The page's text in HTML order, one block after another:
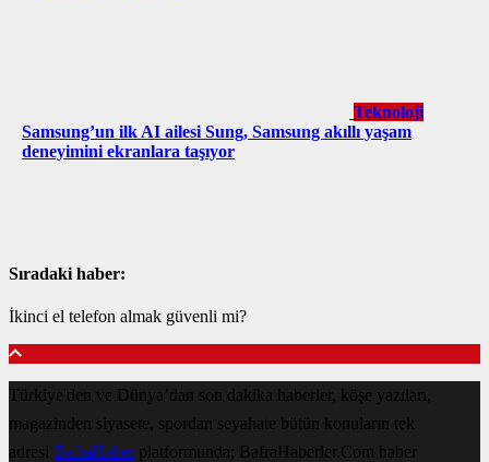
Teknoloji
Samsung’un ilk AI ailesi Sung, Samsung akıllı yaşam
deneyimini ekranlara taşıyor
Sıradaki haber:
İkinci el telefon almak güvenli mi?
Türkiye'den ve Dünya’dan son dakika haberler, köşe yazıları,
magazinden siyasete, spordan seyahate bütün konuların tek
adresi BafraHaberplatformunda; BafraHaberler.Com haber